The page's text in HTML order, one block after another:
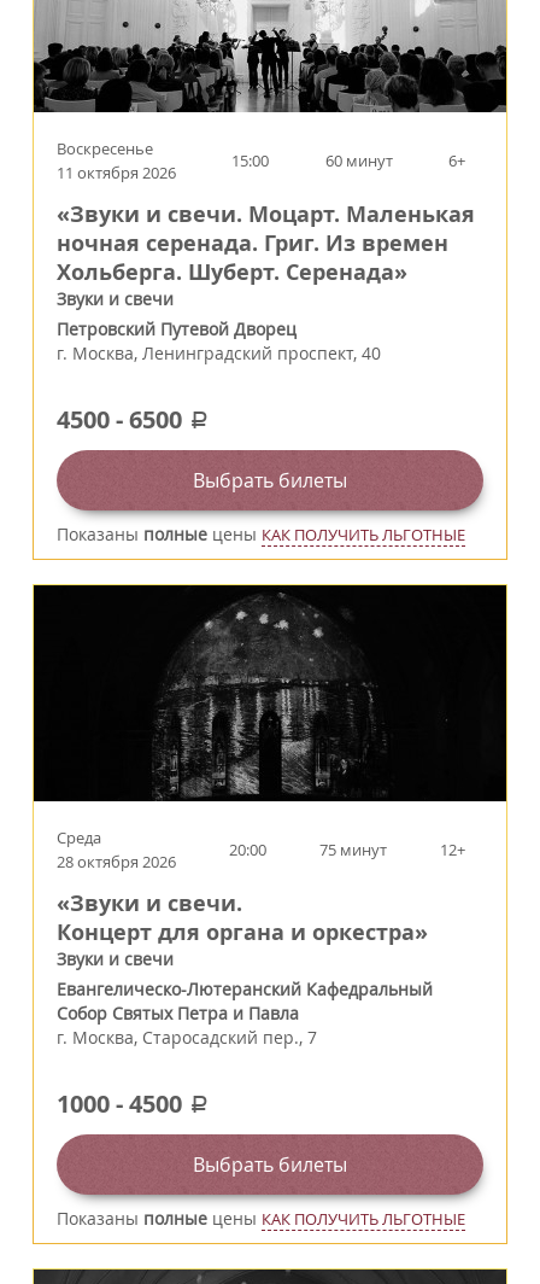
Воскресенье
11 октября 2026
15:00 60 минут 6+
«Звуки и свечи. Моцарт. Маленькая
ночная серенада. Григ. Из времен
Хольберга. Шуберт. Серенада»
Звуки и свечи
Петровский Путевой Дворец
г. Москва, Ленинградский проспект, 40
4500-6500 a
Выбрать билеты
Показаны полные цены КАК ПОЛУЧИТЬ ЛЬГОТНЫЕ
Среда
28 октября 2026
20:00 75 минут 12+
«Звуки и свечи.
Концерт для органа и оркестра»
Звуки и свечи
Евангелическо-Лютеранский Кафедральный
Собор Святых Петра и Павла
г. Москва, Старосадский пер., 7
1000-4500 a
Выбрать билеты
Показаны полные цены КАК ПОЛУЧИТЬ ЛЬГОТНЫЕ